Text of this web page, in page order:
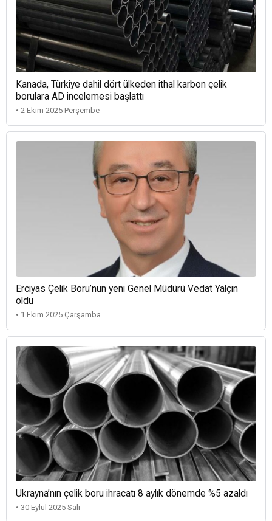
Kanada, Türkiye dahil dört ülkeden ithal karbon çelik
borulara AD incelemesi başlattı
• 2 Ekim 2025 Perşembe
Erciyas Çelik Boru’nun yeni Genel Müdürü Vedat Yalçın
oldu
• 1 Ekim 2025 Çarşamba
Ukrayna’nın çelik boru ihracatı 8 aylık dönemde %5 azaldı
• 30 Eylül 2025 Salı